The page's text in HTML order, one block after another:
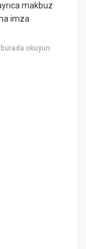
makbuz
imza
burada okuyun: